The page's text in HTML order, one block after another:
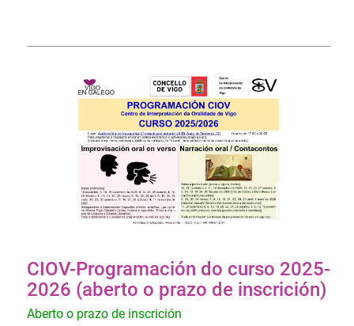
CIOV-Programación do curso 2025-
2026 (aberto o prazo de inscrición)
Aberto o prazo de inscrición